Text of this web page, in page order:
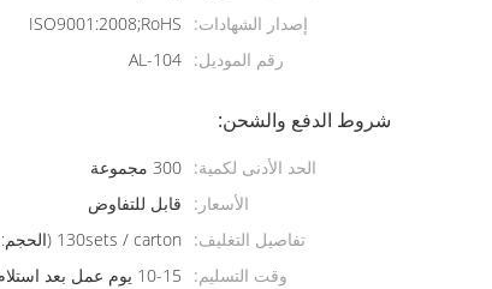
إصدار الشهادات:
ISO9001:2008;RoHS
رقم الموديل: AL-104
شروط الدفع والشحن:
الحد الأدنى لكمية: 300 مجموعة
الأسعار:
قابل للتفاوض
تفاصيل التغليف:
130sets / carton (الحجم: 360 * 300 * 160mm)
وقت التسليم:
10-15 يوم عمل بعد